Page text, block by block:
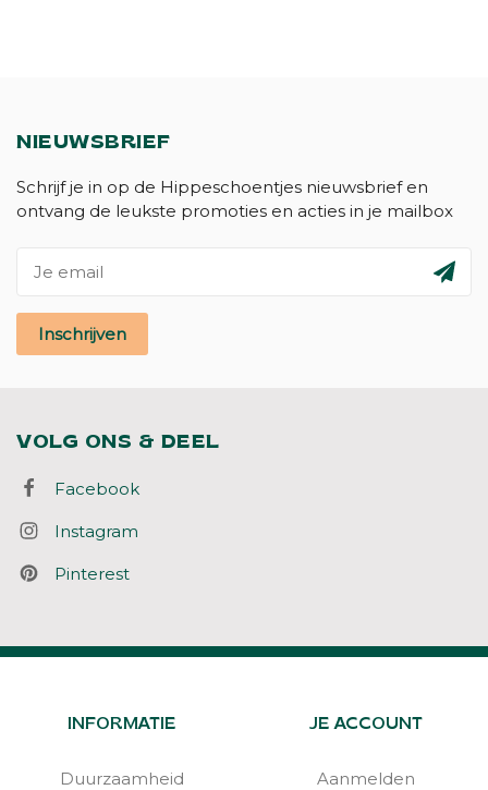
NIEUWSBRIEF
Schrijf je in op de Hippeschoentjes nieuwsbrief en
ontvang de leukste promoties en acties in je mailbox
Inschrijven
VOLG ONS & DEEL
Facebook
Instagram
Pinterest
INFORMATIE
Duurzaamheid
JE ACCOUNT
Aanmelden